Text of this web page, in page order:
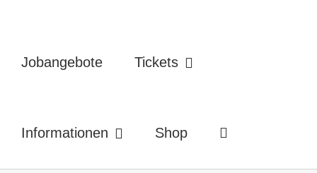
Jobangebote Tickets
Informationen Shop